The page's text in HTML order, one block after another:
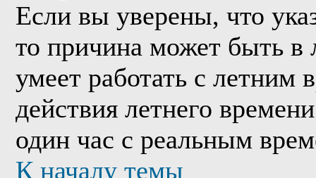
Если вы уверены, что
то причина может быть
умеет работать с летним
действия летнего
один час с реальным
К началу темы